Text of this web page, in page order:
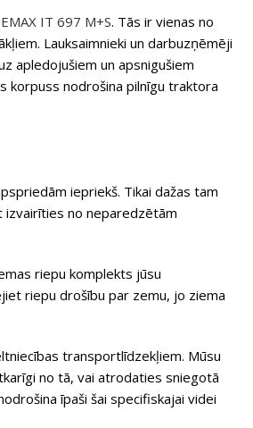
IT 697 M+S. Tās ir vienas no
Lauksaimnieki un darbuzņēmēji
apledojušiem un apsnigušiem
korpuss nodrošina pilnīgu traktora
iepriekš. Tikai dažas tam
izvairīties no neparedzētām
riepu komplekts jūsu
riepu drošību par zemu, jo ziema
transportlīdzekļiem. Mūsu
no tā, vai atrodaties sniegotā
īpaši šai specifiskajai videi